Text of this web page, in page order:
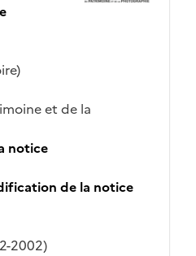
et de la
notice
de la notice
2002)